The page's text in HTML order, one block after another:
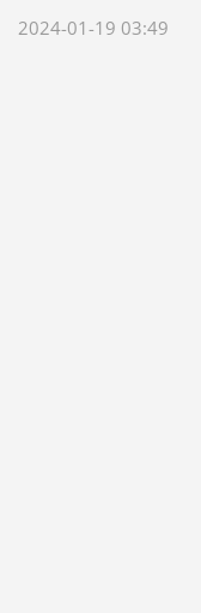
2024-01-19 03:49